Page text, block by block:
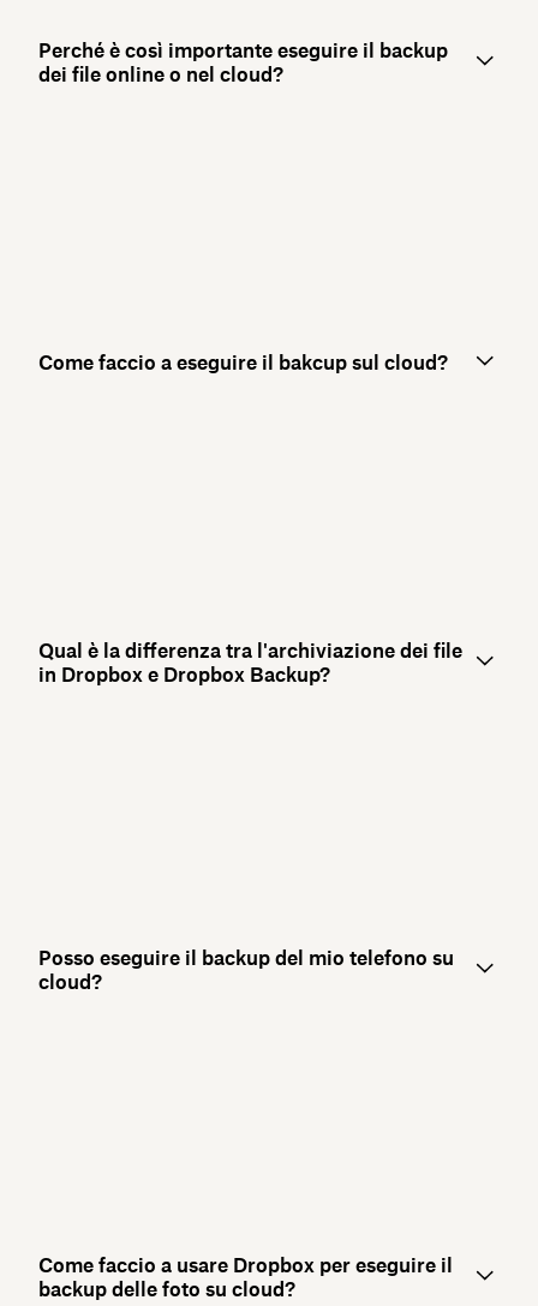
Perché è così importante eseguire il backup
dei file online o nel cloud?
Come faccio a eseguire il bakcup sul cloud?
Qual è la differenza tra l'archiviazione dei file
in Dropbox e Dropbox Backup?
Posso eseguire il backup del mio telefono su
cloud?
Come faccio a usare Dropbox per eseguire il
backup delle foto su cloud?